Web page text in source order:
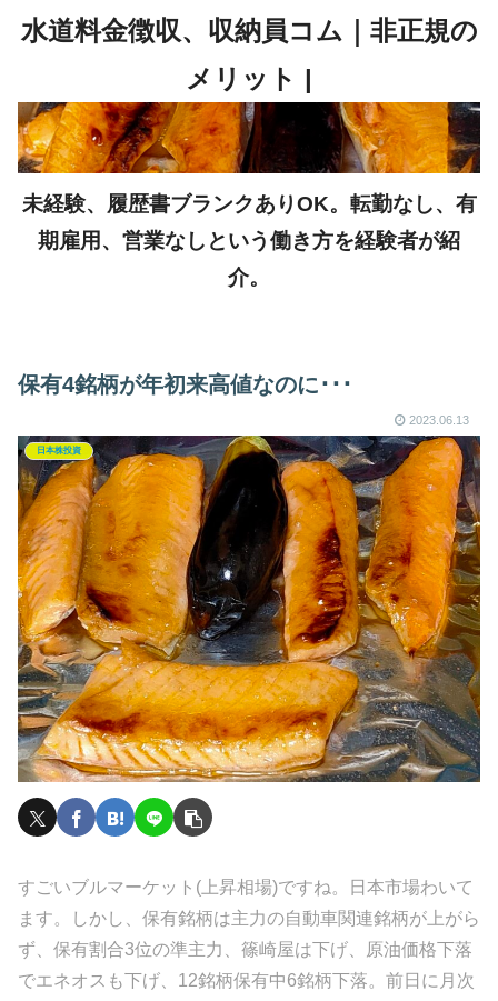
未経験、履歴書ブランクありOK。転勤なし、有
期雇用、営業なしという働き方を経験者が紹
介。
保有4銘柄が年初来高値なのに･･･
2023.06.13
日本株投資
すごいブルマーケット(上昇相場)ですね。日本市場わいて
ます。しかし、保有銘柄は主力の自動車関連銘柄が上がら
ず、保有割合3位の準主力、篠崎屋は下げ、原油価格下落
でエネオスも下げ、12銘柄保有中6銘柄下落。前日に月次